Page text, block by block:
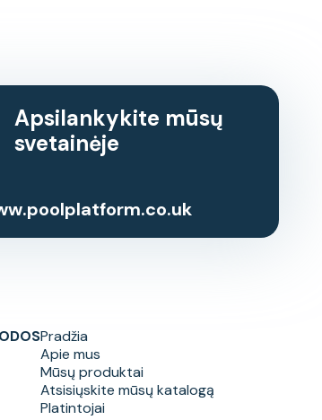
Apsilankykite mūsų
svetainėje
Pradžia
Apie mus
Mūsų produktai
Atsisiųskite mūsų katalogą
Platintojai